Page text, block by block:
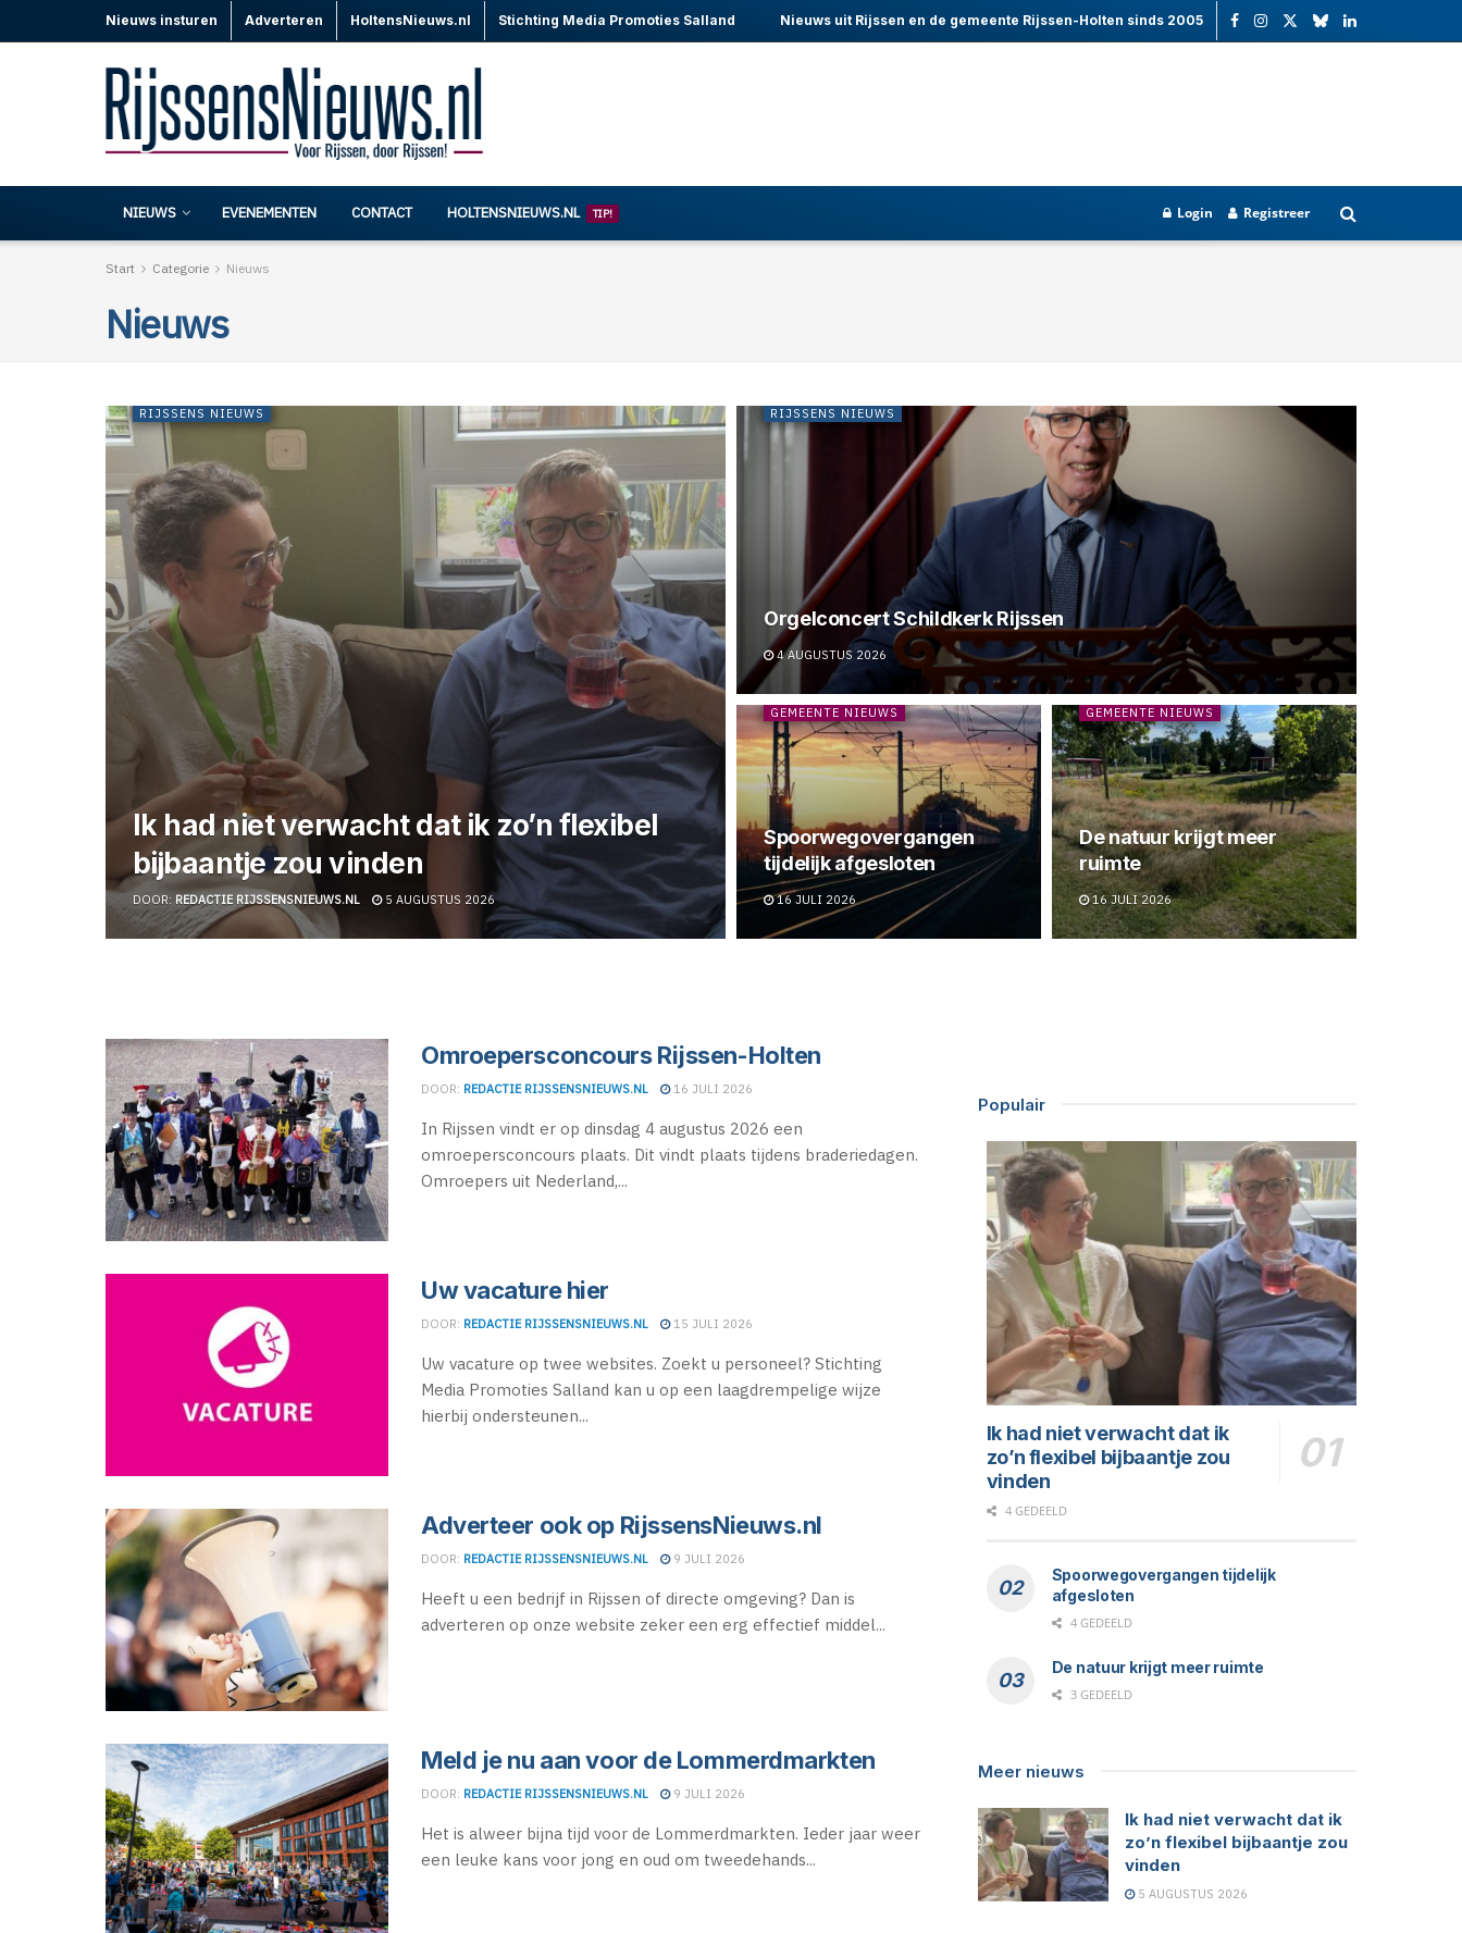
Nieuws insturen Adverteren HoltensNieuws.nl Stichting Media Promoties Salland Nieuws uit Rijssen en de gemeente Rijssen-Holten sinds 2005
NIEUWS EVENEMENTEN CONTACT HOLTENSNIEUWS.NL TIP! Login Registreer
Start Categorie Nieuws
Nieuws
RIJSSENS NIEUWS
Ik had niet verwacht dat ik zo’n flexibel
bijbaantje zou vinden
DOOR: REDACTIE RIJSSENSNIEUWS.NL 5 AUGUSTUS 2026
RIJSSENS NIEUWS
Orgelconcert Schildkerk Rijssen
4 AUGUSTUS 2026
GEMEENTE NIEUWS
Spoorwegovergangen
tijdelijk afgesloten
16 JULI 2026
GEMEENTE NIEUWS
De natuur krijgt meer
ruimte
16 JULI 2026
Omroepersconcours Rijssen-Holten
DOOR: REDACTIE RIJSSENSNIEUWS.NL 16 JULI 2026
In Rijssen vindt er op dinsdag 4 augustus 2026 een
omroepersconcours plaats. Dit vindt plaats tijdens braderiedagen.
Omroepers uit Nederland,...
Uw vacature hier
DOOR: REDACTIE RIJSSENSNIEUWS.NL 15 JULI 2026
Uw vacature op twee websites. Zoekt u personeel? Stichting
Media Promoties Salland kan u op een laagdrempelige wijze
hierbij ondersteunen...
Adverteer ook op RijssensNieuws.nl
DOOR: REDACTIE RIJSSENSNIEUWS.NL 9 JULI 2026
Heeft u een bedrijf in Rijssen of directe omgeving? Dan is
adverteren op onze website zeker een erg effectief middel...
Meld je nu aan voor de Lommerdmarkten
DOOR: REDACTIE RIJSSENSNIEUWS.NL 9 JULI 2026
Het is alweer bijna tijd voor de Lommerdmarkten. Ieder jaar weer
een leuke kans voor jong en oud om tweedehands...
Populair
Ik had niet verwacht dat ik
zo’n flexibel bijbaantje zou
vinden
4 GEDEELD
Spoorwegovergangen tijdelijk
afgesloten
4 GEDEELD
De natuur krijgt meer ruimte
3 GEDEELD
Meer nieuws
Ik had niet verwacht dat ik
zo’n flexibel bijbaantje zou
vinden
5 AUGUSTUS 2026